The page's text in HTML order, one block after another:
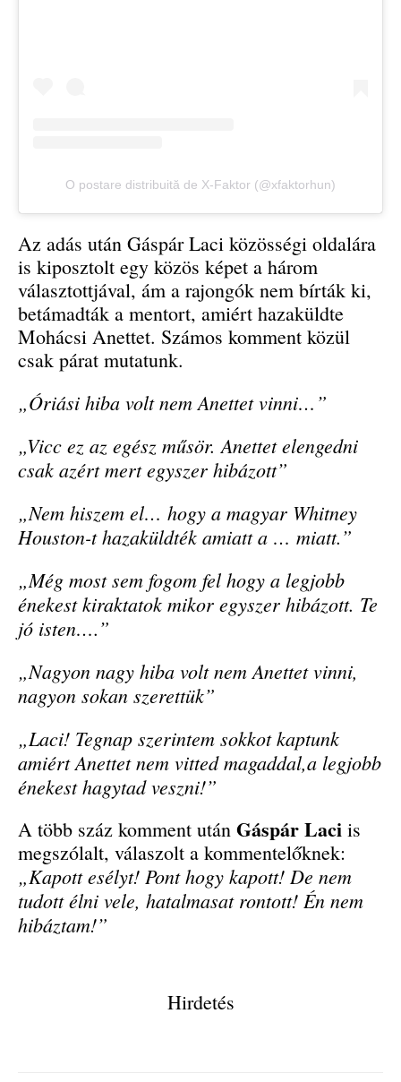
O postare distribuită de X-Faktor (@xfaktorhun)
Az adás után Gáspár Laci közösségi oldalára
is kiposztolt egy közös képet a három
választottjával, ám a rajongók nem bírták ki,
betámadták a mentort, amiért hazaküldte
Mohácsi Anettet. Számos komment közül
csak párat mutatunk.
„Óriási hiba volt nem Anettet vinni…”
„Vicc ez az egész műsör. Anettet elengedni
csak azért mert egyszer hibázott”
„Nem hiszem el… hogy a magyar Whitney
Houston-t hazaküldték amiatt a … miatt.”
„Még most sem fogom fel hogy a legjobb
énekest kiraktatok mikor egyszer hibázott. Te
jó isten….”
„Nagyon nagy hiba volt nem Anettet vinni,
nagyon sokan szerettük”
„Laci! Tegnap szerintem sokkot kaptunk
amiért Anettet nem vitted magaddal,a legjobb
énekest hagytad veszni!”
A több száz komment után Gáspár Laci is
megszólalt, válaszolt a kommentelőknek:
„Kapott esélyt! Pont hogy kapott! De nem
tudott élni vele, hatalmasat rontott! Én nem
hibáztam!”
Hirdetés